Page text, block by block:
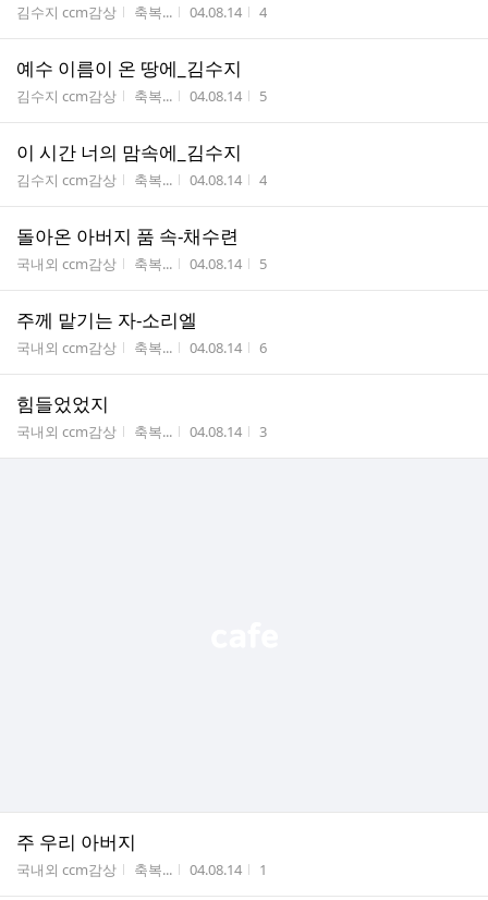
게시판명
김수지 ccm감상 작성자
축복... 작성시간
04.08.14 조회수
4
예수 이름이 온 땅에_김수지
게시판명
김수지 ccm감상 작성자
축복... 작성시간
04.08.14 조회수
5
이 시간 너의 맘속에_김수지
게시판명
김수지 ccm감상 작성자
축복... 작성시간
04.08.14 조회수
4
돌아온 아버지 품 속-채수련
게시판명
국내외 ccm감상 작성자
축복... 작성시간
04.08.14 조회수
5
주께 맡기는 자-소리엘
게시판명
국내외 ccm감상 작성자
축복... 작성시간
04.08.14 조회수
6
힘들었었지
게시판명
국내외 ccm감상 작성자
축복... 작성시간
04.08.14 조회수
3
주 우리 아버지
게시판명
국내외 ccm감상 작성자
축복... 작성시간
04.08.14 조회수
1